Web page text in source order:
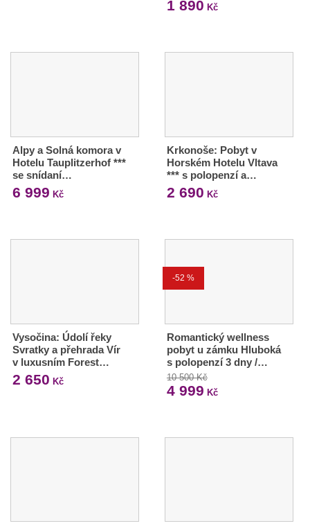
1 890 Kč
Alpy a Solná komora v
Hotelu Tauplitzerhof ***
se snídaní…
6 999 Kč
Krkonoše: Pobyt v
Horském Hotelu Vltava
*** s polopenzí a…
2 690 Kč
Vysočina: Údolí řeky
Svratky a přehrada Vír
v luxusním Forest…
2 650 Kč
-52 %
Romantický wellness
pobyt u zámku Hluboká
s polopenzí 3 dny /…
10 500 Kč
4 999 Kč